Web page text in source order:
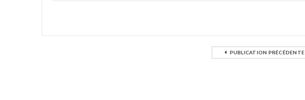
PUBLICATION PRÉCÉDENTE